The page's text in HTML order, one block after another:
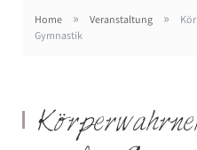
Home » Veranstaltung »
Gymnastik